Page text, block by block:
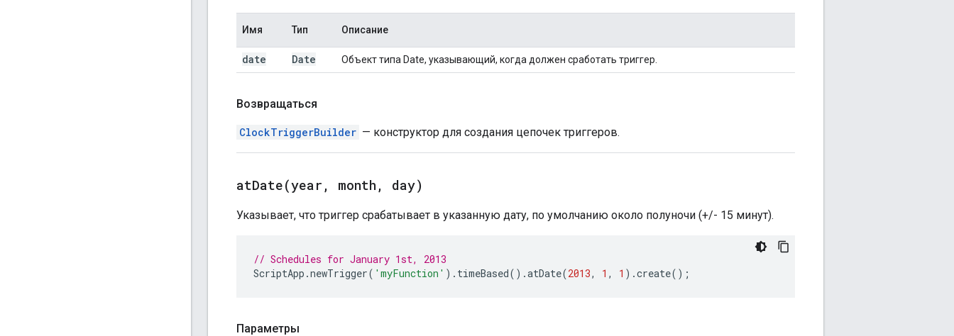
Имя Тип Описание
date Date Объект типа Date, указывающий, когда должен сработать триггер.
Возвращаться
ClockTriggerBuilder — конструктор для создания цепочек триггеров.
atDate(year , month , day)
Указывает, что триггер срабатывает в указанную дату, по умолчанию около полуночи (+/- 15 минут).
// Schedules for January 1st, 2013
ScriptApp .newTrigger( 'myFunction' ). timeBased().atDate(2013, 1 , 1 ).create();
Параметры